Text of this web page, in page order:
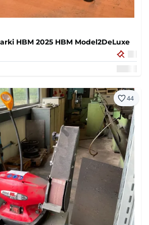
HBM 2025 HBM Model2DeLuxe
44